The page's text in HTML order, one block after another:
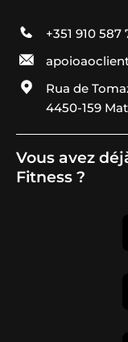
+351 910 587
Rua de
4450-159
Vous avez
Fitness ?